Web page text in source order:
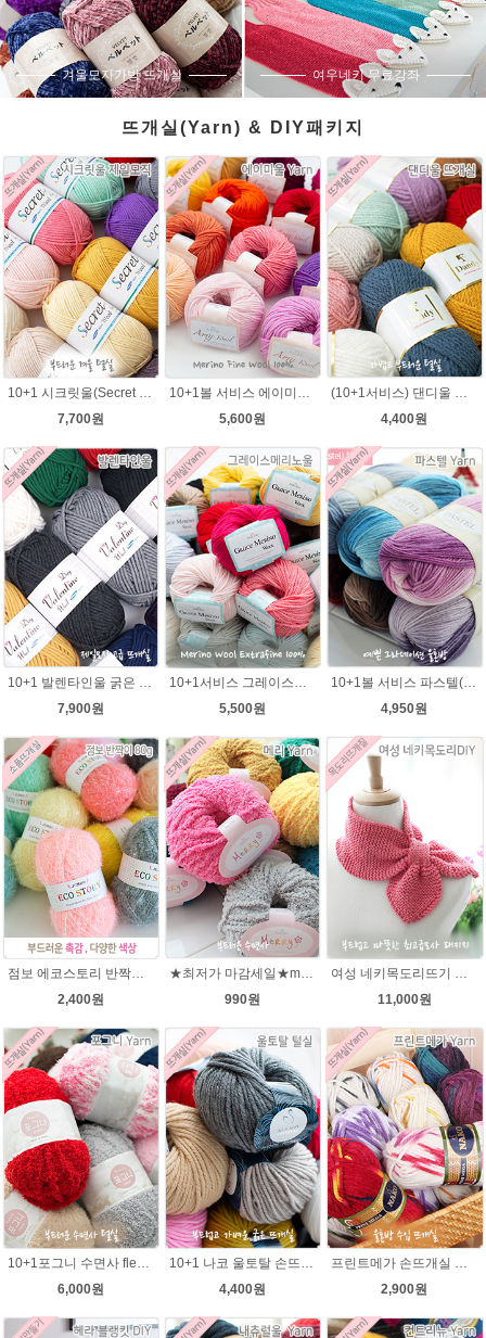
겨울모자가방 뜨개실 여우네키 무료강좌
뜨개실(Yarn) & DIY패키지
7,700원
5,600원
4,400원
10+1 발렌타인울 굵은 뜨개실/뜨개질실/손뜨개실/목도리털실/제일모직뜨개실
7,900원
10+1서비스 그레이스메리노울 부드러운 털실/뜨개실/뜨개질실/손뜨개실/목도리털실/모자털실
5,500원
10+1볼 서비스 파스텔(Pastel) 뜨개질 그라데이션 털실 나염뜨개실
4,950원
점보 에코스토리 반짝이 80g 대용량 수세미뜨기 뜨개실 친환경소품 뜨개질실//웰빙수세미실/반짝이수세미실/반짝이뜨개실/ 수세미실/대용량수세미/빤짝이실
2,400원
★최저가 마감세일★merry메리/털실/수면뜨개실/뜨개질실/손뜨개실/목도리털실
990원
여성 네키목도리뜨기 그레이스메리노울 뜨개실 2볼 DIY
11,000원
10+1포그니 수면사 fleece 플리스 수면실 뜨개실/소프트 메리 멜로디/부드러운 털실/유아용실/귀도리안감실
6,000원
10+1 나코 울토탈 손뜨개 뜨개질 굵은뜨개실 나코메가 굵은털실(털실,뜨개질실) 동대문 뜨게실
4,400원
프린트메가 손뜨개실 모자뜨기 뜨개질 목도리털실 뜨개실
2,900원